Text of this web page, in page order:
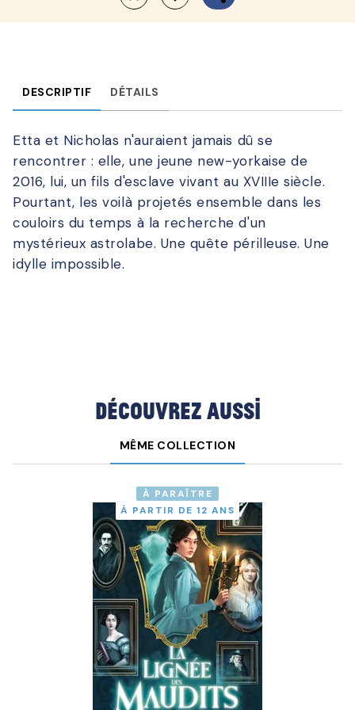
DESCRIPTIF DÉTAILS
Etta et Nicholas n'auraient jamais dû se
rencontrer : elle, une jeune new-yorkaise de
2016, lui, un fils d'esclave vivant au XVIIIe siècle.
Pourtant, les voilà projetés ensemble dans les
couloirs du temps à la recherche d'un
mystérieux astrolabe. Une quête périlleuse. Une
idylle impossible.
Découvrez aussi
MÊME COLLECTION
À PARAÎTRE
À PARTIR DE 12 ANS